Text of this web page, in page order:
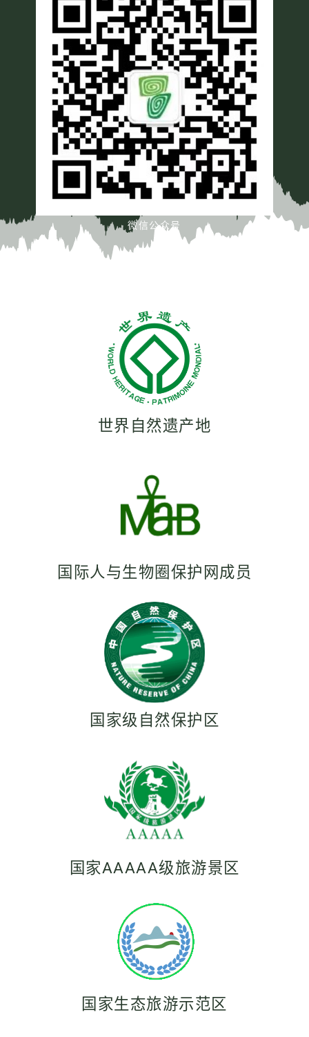
微信公众号
世界自然遗产地
国际人与生物圈保护网成员
国家级自然保护区
国家AAAAA级旅游景区
国家生态旅游示范区